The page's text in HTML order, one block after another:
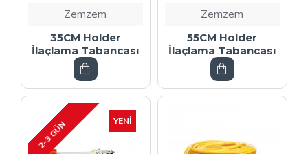
Zemzem
35CM Holder
İlaçlama Tabancası
Zemzem
55CM Holder
İlaçlama Tabancası
YENI
2-3 GÜN